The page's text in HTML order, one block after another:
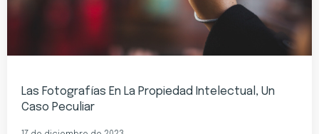
Las Fotografías En La Propiedad Intelectual, Un
Caso Peculiar